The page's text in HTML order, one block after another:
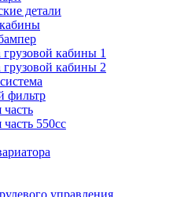
детали
кабины 1
кабины 2
фильтр
550cc
управления